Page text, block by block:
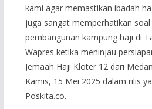
kami agar memastikan ibadah
juga sangat memperhatikan
pembangunan kampung haji di
Wapres ketika meninjau
Jemaah Haji Kloter 12 dari
Kamis, 15 Mei 2025 dalam rilis
Poskita.co.